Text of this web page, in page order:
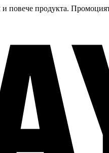
повече продукта.